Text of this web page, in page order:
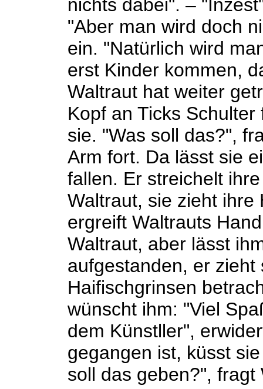
nichts dabei". –
"Aber man wird doch
ein. "Natürlich wird
erst Kinder kommen,
Waltraut hat weiter
Kopf an Ticks
sie. "Was soll das?",
Arm fort. Da lässt sie
fallen. Er streichelt
Waltraut, sie zieht ihre
ergreift Waltrauts
Waltraut, aber lässt
aufgestanden, er
Haifischgrinsen
wünscht ihm: "Viel
dem Künstller",
gegangen ist, küsst
soll das geben?", fragt